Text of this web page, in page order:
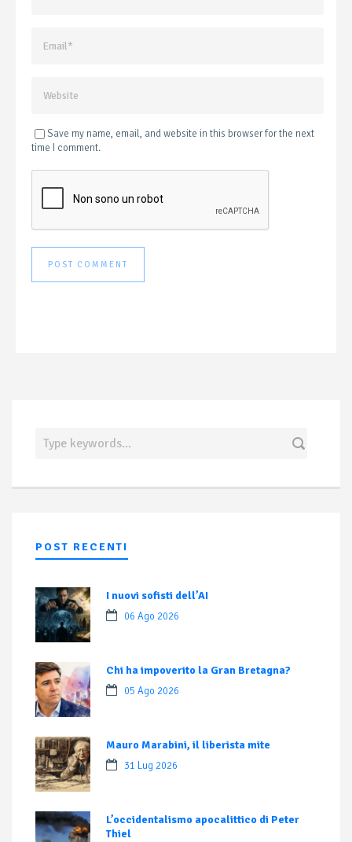
Save my name, email, and website in this browser for the next
time I comment.
POST RECENTI
I nuovi sofisti dell’AI
06 Ago 2026
Chi ha impoverito la Gran Bretagna?
05 Ago 2026
Mauro Marabini, il liberista mite
31 Lug 2026
L’occidentalismo apocalittico di Peter
Thiel